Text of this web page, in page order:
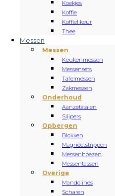
Koekjes
Koffie
Koffielikeur
Thee
Messen
Messen
Keukenmessen
Messensets
Tafelmessen
Zakmessen
Onderhoud
Aanzetstalen
Slijpers
Opbergen
Blokken
Magneetstrippen
Messenhoezen
Messentassen
Overige
Mandolines
Scharen